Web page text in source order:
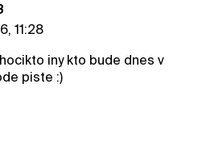
11:28
iny kto bude dnes v
piste :)